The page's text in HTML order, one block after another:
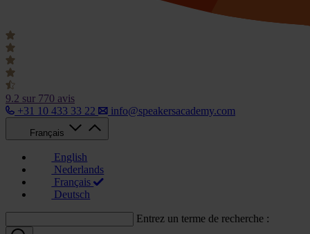
9.2 sur 770 avis
+31 10 433 33 22
info@speakersacademy.com
Français
English
Nederlands
Français
Deutsch
Entrez un terme de recherche :